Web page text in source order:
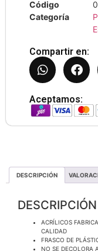
Código
Categoría
Compartir en:
Aceptamos:
DESCRIPCIÓN
DESCRIPCIÓN
ACRÍLICOS
CALIDAD
FRASCO DE
NO SE DECOLORA